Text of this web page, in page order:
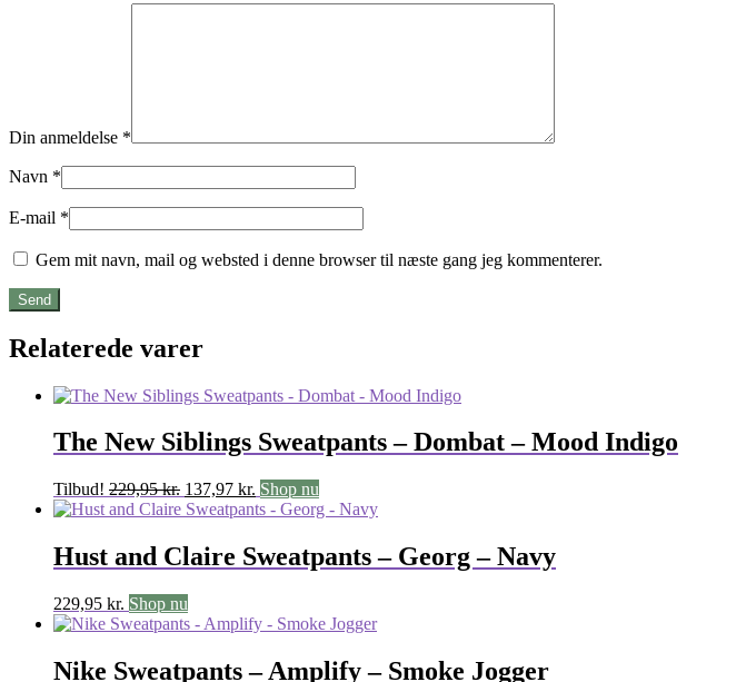
Din anmeldelse *
Navn *
E-mail *
Gem mit navn, mail og websted i denne browser til næste gang jeg kommenterer.
Relaterede varer
The New Siblings Sweatpants – Dombat – Mood Indigo
Tilbud! 229,95kr. Den
oprindelige
var:
229,95 kr..
137,97 kr. Den
aktuelle
er:
137,97 kr..
Shop nu
Hust and Claire Sweatpants – Georg – Navy
229,95 kr. Shop nu
Nike Sweatpants – Amplify – Smoke Jogger